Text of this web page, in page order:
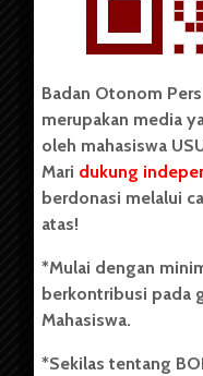
Copyright © 2023.
Badan Otonom Pers
pers mahasiswa yang
secara mandiri oleh
(USU). Sebelumnya
Unit Kegiatan
berdiri pada 1 Juli 1995.
Badan Otonom
merupakan media
oleh mahasiswa
Mari dukung
berdonasi melalui
atas!
*Mulai dengan
berkontribusi pada
Mahasiswa.
*Sekilas tentang